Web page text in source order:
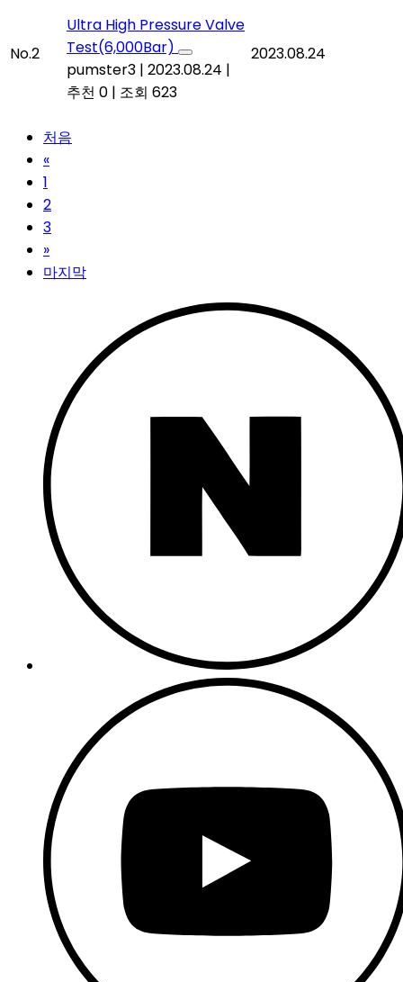
No.2
Ultra High Pressure Valve
Test(6,000Bar)
pumster3 | 2023.08.24 |
추천 0 | 조회 623
2023.08.24
처음
«
1
2
3
»
마지막